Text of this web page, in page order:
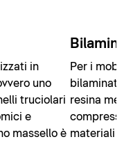
in
uno
truciolari
e
massello è
Per i mobili
bilaminato
resina
materiali